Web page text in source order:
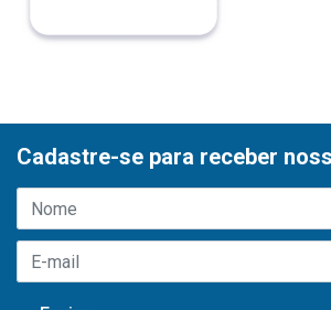
Cadastre-se para receber